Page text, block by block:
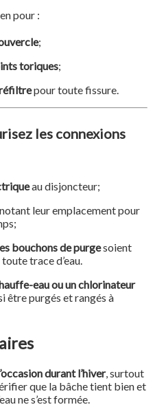
pour :
;
toriques;
pour toute fissure.
les connexions
au disjoncteur;
leur emplacement pour
bouchons de purgesoient
trace d’eau.
eau ou un chlorinateur
être purgés et rangés à
durant l’hiver, surtout
que la bâche tient bien et
ne s’est formée.